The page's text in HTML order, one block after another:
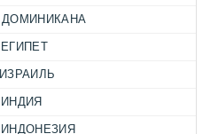
ДОМИНИКАНА
ЕГИПЕТ
ИЗРАИЛЬ
ИНДИЯ
ИНДОНЕЗИЯ